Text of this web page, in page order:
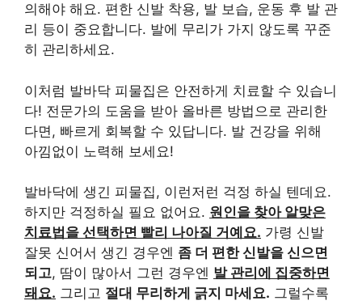
의해야 해요. 편한 신발 착용, 발 보습, 운동 후 발 관
리 등이 중요합니다. 발에 무리가 가지 않도록 꾸준
히 관리하세요.
이처럼 발바닥 피물집은 안전하게 치료할 수 있습니
다! 전문가의 도움을 받아 올바른 방법으로 관리한
다면, 빠르게 회복할 수 있답니다. 발 건강을 위해
아낌없이 노력해 보세요!
발바닥에 생긴 피물집, 이런저런 걱정 하실 텐데요.
하지만 걱정하실 필요 없어요. 원인을 찾아 알맞은
치료법을 선택하면 빨리 나아질 거예요. 가령 신발
잘못 신어서 생긴 경우엔 좀 더 편한 신발을 신으면
되고, 땀이 많아서 그런 경우엔 발 관리에 집중하면
돼요. 그리고 절대 무리하게 긁지 마세요. 그럴수록